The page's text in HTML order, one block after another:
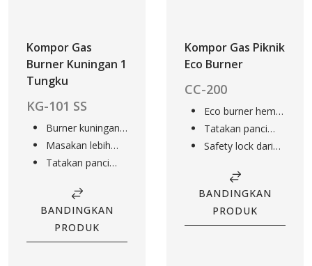
Kompor Gas
Burner Kuningan 1
Tungku
KG-101 SS
Burner kuningan
tahan lama
Masakan lebih
cepat matang
Tatakan panci
BANDINGKAN
PRODUK
Kompor Gas Piknik
Eco Burner
CC-200
Eco burner hemat
gas
Tatakan panci
anti-slip
Safety lock dari
BANDINGKAN
PRODUK